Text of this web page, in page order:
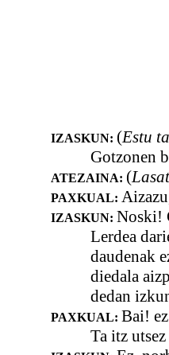
IZASKUN: (Estu
Gotzonen
ATEZAINA: (
PAXKUAL:
IZASKUN: Noski!
Lerdea
daudenak
diedala
dedan
PAXKUAL: Bai!
Ta itz